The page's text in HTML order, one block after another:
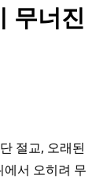
무너진
절교, 오래된
서 오히려 무